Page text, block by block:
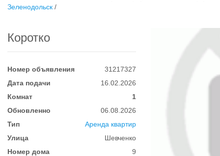
Зеленодольск /
Коротко
Номер объявления
31217327
Дата подачи
16.02.2026
Комнат
1
Обновленно
06.08.2026
Тип
Аренда квартир
Улица
Шевченко
Номер дома
9